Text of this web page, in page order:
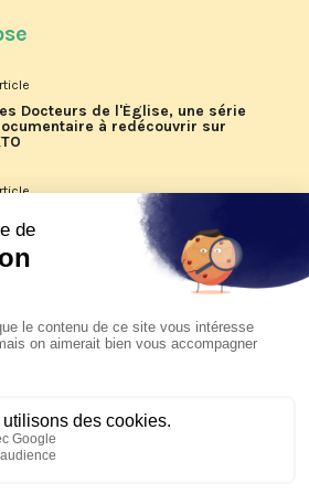
Docteurs de l'Église, une série
à redécouvrir sur
Les reportages d'été 2026 de KTO
La visite pastorale du pape Léon
à Assise à suivre sur KTO le
6 août
pape en Uruguay, Argentine et
du 6 au 17 novembre 2026